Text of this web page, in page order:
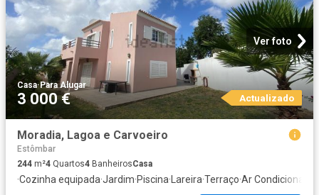
Ver foto
Casa·Para Alugar
3 000 € Actualizado
Moradia, Lagoa e Carvoeiro
Estômbar
244 m²4 Quartos4 BanheirosCasa
·Cozinha equipada·Jardim·Piscina·Lareira·Terraço·Ar Condicionado